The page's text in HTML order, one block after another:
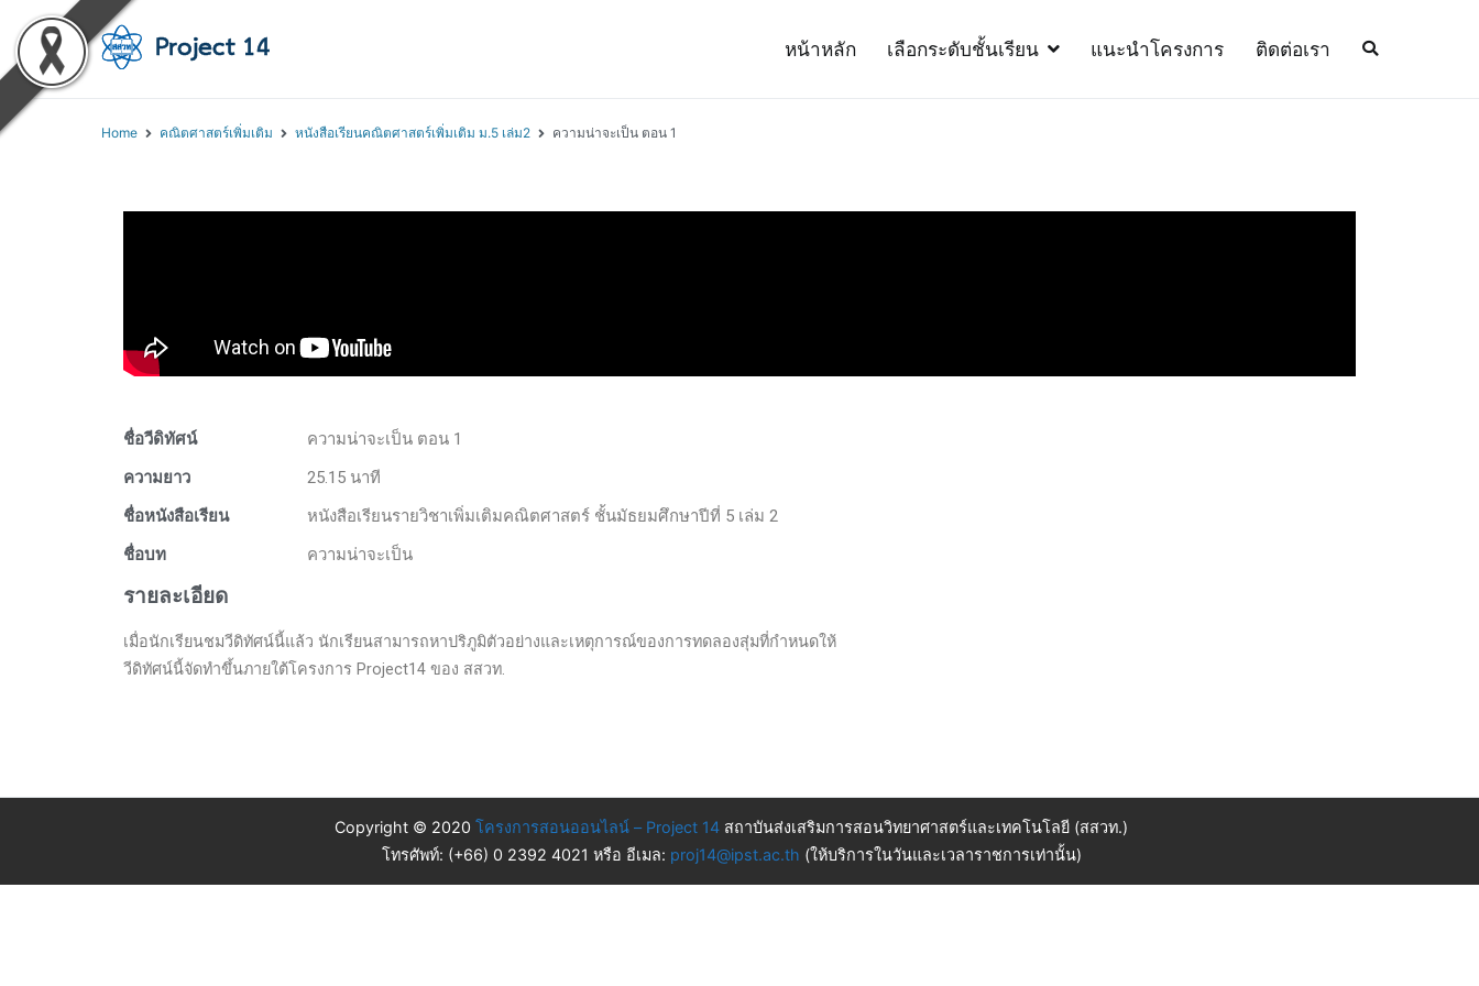
หน้าหลัก เลือกระดับชั้นเรียน แนะนำโครงการ ติดต่อเรา
Home คณิตศาสตร์เพิ่มเติม หนังสือเรียนคณิตศาสตร์เพิ่มเติม ม.5 เล่ม2 ความน่าจะเป็น ตอน 1
ชื่อวีดิทัศน์
ความน่าจะเป็น ตอน 1
ความยาว
25.15 นาที
ชื่อหนังสือเรียน
หนังสือเรียนรายวิชาเพิ่มเติมคณิตศาสตร์ ชั้นมัธยมศึกษาปีที่ 5 เล่ม 2
ชื่อบท
ความน่าจะเป็น
รายละเอียด
เมื่อนักเรียนชมวีดิทัศน์นี้แล้ว นักเรียนสามารถหาปริภูมิตัวอย่างและเหตุการณ์ของการทดลองสุ่มที่กำหนดให้
วีดิทัศน์นี้จัดทำขึ้นภายใต้โครงการ Project14 ของ สสวท.
Copyright © 2020 โครงการสอนออนไลน์ – Project 14 สถาบันส่งเสริมการสอนวิทยาศาสตร์และเทคโนโลยี (สสวท.)
โทรศัพท์: (+66) 0 2392 4021 หรือ อีเมล: proj14@ipst.ac.th (ให้บริการในวันและเวลาราชการเท่านั้น)